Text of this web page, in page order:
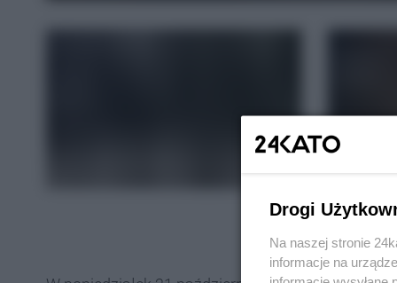
Drogi
Na naszej stronie
informacje na